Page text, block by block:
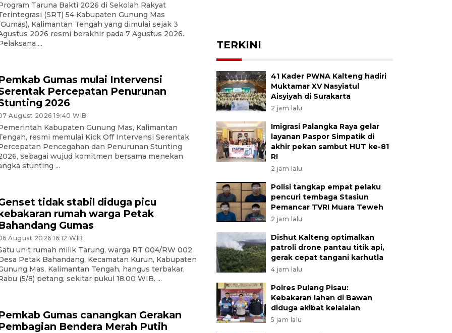
Taruna Bakti 2026 di Sekolah Rakyat
(SRT) 54 Kabupaten Gunung Mas
Kalimantan Tengah yang dimulai sejak 3
2026 resmi berakhir pada 7 Agustus 2026.
...
Gumas mulai Intervensi
Percepatan Penurunan
2026
August 2026 19:40 WIB
Kabupaten Gunung Mas, Kalimantan
resmi memulai Kick Off Intervensi Serentak
Pencegahan dan Penurunan Stunting
sebagai wujud komitmen bersama menekan
stunting ...
tidak stabil diduga picu
rumah warga Petak
Gumas
August 2026 16:12 WIB
unit rumah milik Tarung, warga RT 004/RW 002
Petak Bahandang, Kecamatan Kurun, Kabupaten
Mas, Kalimantan Tengah, hangus terbakar,
(5/8) petang, sekitar pukul 18.00 WIB. ...
Gumas canangkan Gerakan
Bendera Merah Putih
TERKINI
41 Kader PWNA Kalteng hadiri
Muktamar XV Nasyiatul
Aisyiyah di Surakarta
2 jam lalu
Imigrasi Palangka Raya gelar
layanan Paspor Simpatik di
akhir pekan sambut HUT ke-81
RI
2 jam lalu
Polisi tangkap empat pelaku
pencuri tembaga Stasiun
Pemancar TVRI Muara Teweh
2 jam lalu
Dishut Kalteng optimalkan
patroli drone pantau titik api,
gerak cepat tangani karhutla
4 jam lalu
Polres Pulang Pisau:
Kebakaran lahan di Bawan
diduga akibat kelalaian
5 jam lalu